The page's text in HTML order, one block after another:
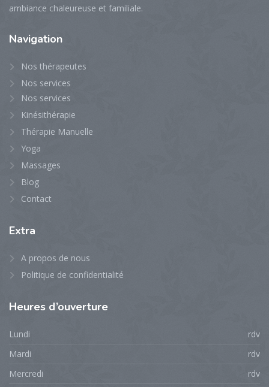
ambiance chaleureuse et familiale.
Navigation
Nos thérapeutes
Nos services
Nos services
Kinésithérapie
Thérapie Manuelle
Yoga
Massages
Blog
Contact
Extra
A propos de nous
Politique de confidentialité
Heures d’ouverture
Lundi
rdv
Mardi
rdv
Mercredi
rdv